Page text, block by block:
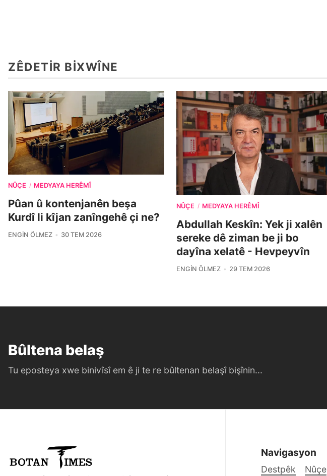
ZÊDETIR BIXWÎNE
NÛÇE / MEDYAYA HERÊMÎ
Pûan û kontenjanên beşa
Kurdî li kîjan zanîngehê çi ne?
ENGIN ÖLMEZ 30 TEM 2026
NÛÇE / MEDYAYA HERÊMÎ
Abdullah Keskîn: Yek ji xalên
sereke dê ziman be ji bo
dayîna xelatê - Hevpeyvîn
ENGIN ÖLMEZ 29 TEM 2026
Bûltena belaş
Tu eposteya xwe binivîsî em ê ji te re bûltenan belaşî bişînin...
Navigasyon
Destpêk Nûçe